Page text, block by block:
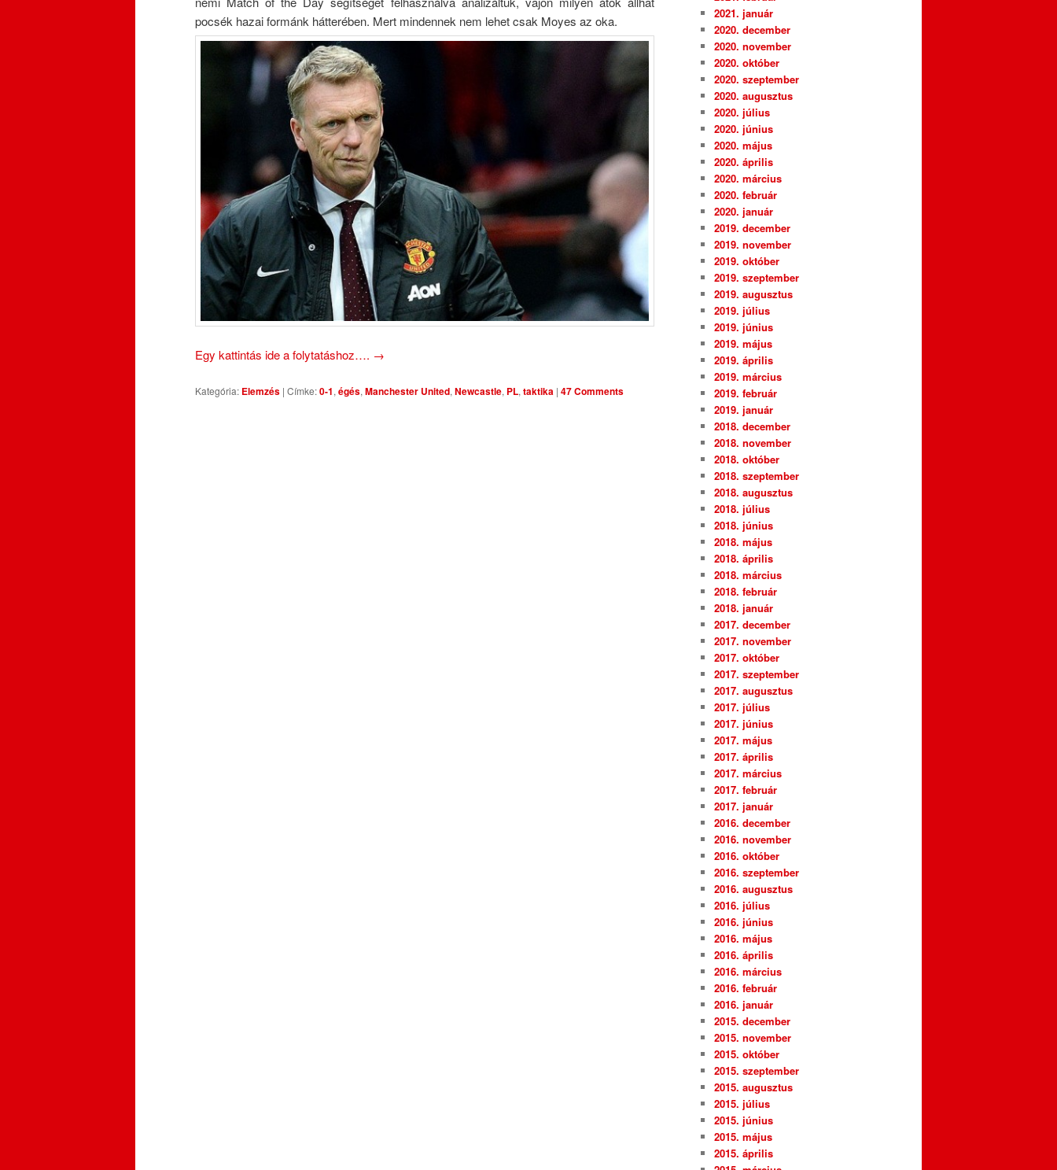
pocsék hazai formánk hátterében. Mert mindennek nem lehet csak Moyes az oka.
Egy kattintás ide a folytatáshoz…. →
Kategória: Elemzés | Címke:0-1, égés, Manchester United, Newcastle, PL, taktika | 47 Comments
2021. január
2020. december
2020. november
2020. október
2020. szeptember
2020. augusztus
2020. július
2020. június
2020. május
2020. április
2020. március
2020. február
2020. január
2019. december
2019. november
2019. október
2019. szeptember
2019. augusztus
2019. július
2019. június
2019. május
2019. április
2019. március
2019. február
2019. január
2018. december
2018. november
2018. október
2018. szeptember
2018. augusztus
2018. július
2018. június
2018. május
2018. április
2018. március
2018. február
2018. január
2017. december
2017. november
2017. október
2017. szeptember
2017. augusztus
2017. július
2017. június
2017. május
2017. április
2017. március
2017. február
2017. január
2016. december
2016. november
2016. október
2016. szeptember
2016. augusztus
2016. július
2016. június
2016. május
2016. április
2016. március
2016. február
2016. január
2015. december
2015. november
2015. október
2015. szeptember
2015. augusztus
2015. július
2015. június
2015. május
2015. április